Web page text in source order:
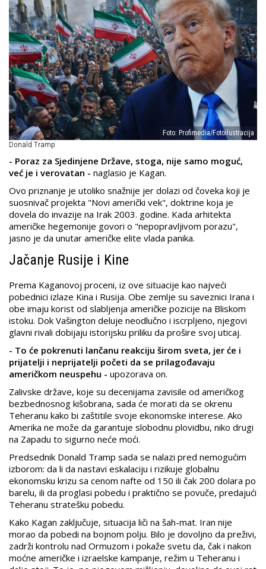
Foto: Profimedia/Fotoilustracija
Donald Tramp
- Poraz za Sjedinjene Države, stoga, nije samo moguć,
već je i verovatan - naglasio je Kagan.
Ovo priznanje je utoliko snažnije jer dolazi od čoveka koji je
suosnivač projekta "Novi američki vek", doktrine koja je
dovela do invazije na Irak 2003. godine. Kada arhitekta
američke hegemonije govori o "nepopravljivom porazu",
jasno je da unutar američke elite vlada panika.
Jačanje Rusije i Kine
Prema Kaganovoj proceni, iz ove situacije kao najveći
pobednici izlaze Kina i Rusija. Obe zemlje su saveznici Irana i
obe imaju korist od slabljenja američke pozicije na Bliskom
istoku. Dok Vašington deluje neodlučno i iscrpljeno, njegovi
glavni rivali dobijaju istorijsku priliku da prošire svoj uticaj.
- To će pokrenuti lančanu reakciju širom sveta, jer će i
prijatelji i neprijatelji početi da se prilagođavaju
američkom neuspehu - upozorava on.
Zalivske države, koje su decenijama zavisile od američkog
bezbednosnog kišobrana, sada će morati da se okrenu
Teheranu kako bi zaštitile svoje ekonomske interese. Ako
Amerika ne može da garantuje slobodnu plovidbu, niko drugi
na Zapadu to sigurno neće moći.
Predsednik Donald Tramp sada se nalazi pred nemogućim
izborom: da li da nastavi eskalaciju i rizikuje globalnu
ekonomsku krizu sa cenom nafte od 150 ili čak 200 dolara po
barelu, ili da proglasi pobedu i praktično se povuče, predajući
Teheranu stratešku pobedu.
Kako Kagan zaključuje, situacija liči na šah-mat. Iran nije
morao da pobedi na bojnom polju. Bilo je dovoljno da preživi,
zadrži kontrolu nad Ormuzom i pokaže svetu da, čak i nakon
moćne američke i izraelske kampanje, režim u Teheranu i